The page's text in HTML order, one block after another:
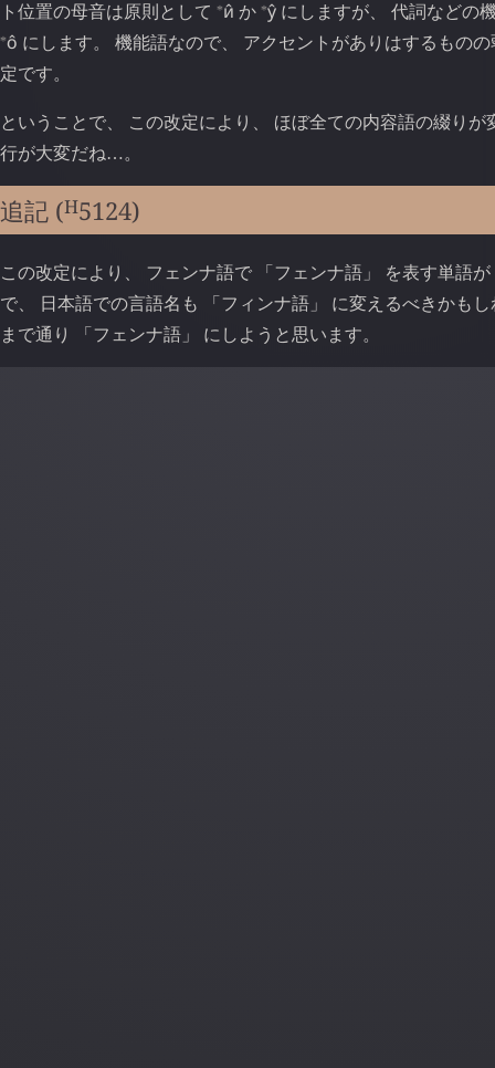
ト位置の母音は原則として ⁎и̂ か ⁎у̂ にしますが、 代詞などの
⁎о̂ にします。 機能語なので、 アクセントがありはするもの
定です。
ということで、 この改定により、 ほぼ全ての内容語の綴り
行が大変だね…。
追記 (H5124)
この改定により、 フェンナ語で 「フェンナ語」 を表す単語が
で、 日本語での言語名も 「フィンナ語」 に変えるべきかも
まで通り 「フェンナ語」 にしようと思います。